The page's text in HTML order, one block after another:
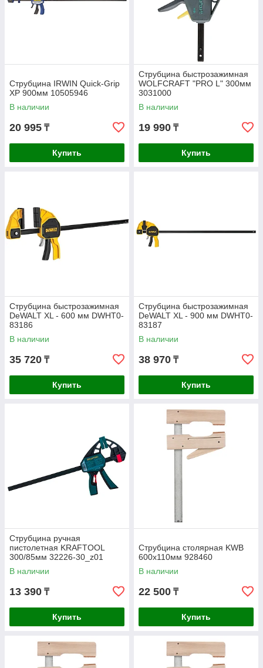
Струбцина IRWIN Quick-Grip
XP 900мм 10505946
В наличии
20 995 ₸
Купить
Струбцина быстрозажимная
WOLFCRAFT "PRO L" 300мм
3031000
В наличии
19 990 ₸
Купить
Струбцина быстрозажимная
DeWALT XL - 600 мм DWHT0-
83186
В наличии
35 720 ₸
Купить
Струбцина быстрозажимная
DeWALT XL - 900 мм DWHT0-
83187
В наличии
38 970 ₸
Купить
Струбцина ручная
пистолетная KRAFTOOL
300/85мм 32226-30_z01
В наличии
13 390 ₸
Купить
Струбцина столярная KWB
600x110мм 928460
В наличии
22 500 ₸
Купить